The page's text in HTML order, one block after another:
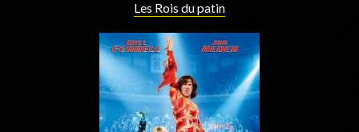
Les Rois du patin